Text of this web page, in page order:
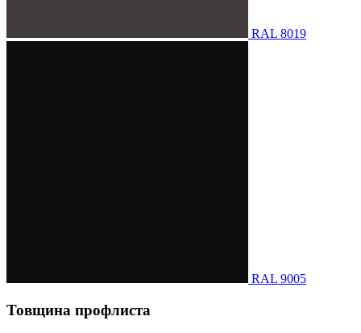
RAL 8019
RAL 9005
Товщина профлиста